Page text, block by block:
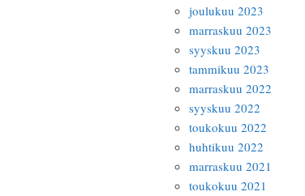
joulukuu 2023
marraskuu 2023
syyskuu 2023
tammikuu 2023
marraskuu 2022
syyskuu 2022
toukokuu 2022
huhtikuu 2022
marraskuu 2021
toukokuu 2021